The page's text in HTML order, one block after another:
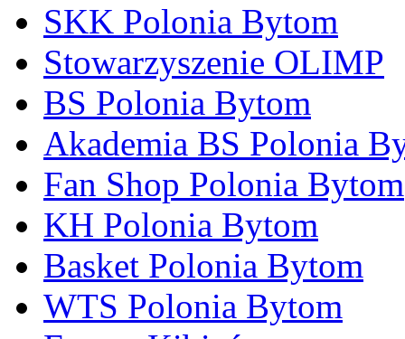
SKK Polonia Bytom
Stowarzyszenie OLIMP
BS Polonia Bytom
Akademia BS Polonia
Fan Shop Polonia Bytom
KH Polonia Bytom
Basket Polonia Bytom
WTS Polonia Bytom